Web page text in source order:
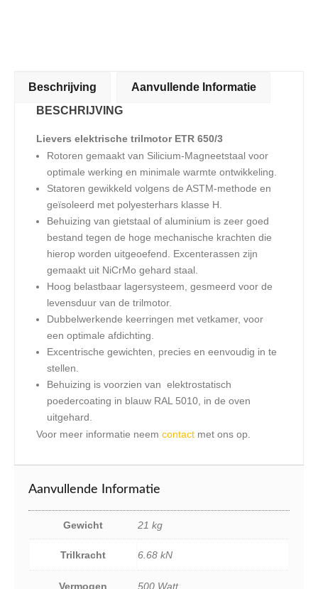
Beschrijving
Aanvullende Informatie
BESCHRIJVING
Lievers elektrische trilmotor ETR 650/3
Rotoren gemaakt van Silicium-Magneetstaal voor
optimale werking en minimale warmte ontwikkeling.
Statoren gewikkeld volgens de ASTM-methode en
geïsoleerd met polyesterhars klasse H.
Behuizing van gietstaal of aluminium is zeer goed
bestand tegen de hoge mechanische krachten die
hierop worden uitgeoefend. Excenterassen zijn
gemaakt uit NiCrMo gehard staal.
Hoog belastbaar lagersysteem, gesmeerd voor de
levensduur van de trilmotor.
Dubbelwerkende keerringen met vetkamer, voor
een optimale afdichting.
Excentrische gewichten, precies en eenvoudig in te
stellen.
Behuizing is voorzien van elektrostatisch
poedercoating in blauw RAL 5010, in de oven
uitgehard.
Voor meer informatie neem contact met ons op.
Aanvullende Informatie
Gewicht 21 kg
Trilkracht 6.68 kN
Vermogen 500 Watt